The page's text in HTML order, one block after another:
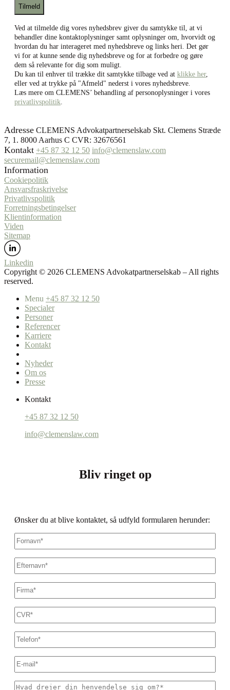
Ved at tilmelde dig vores nyhedsbrev giver du samtykke til, at vi
behandler dine kontaktoplysninger samt oplysninger om, hvorvidt og
hvordan du har interageret med nyhedsbreve og links heri. Det gør
vi for at kunne sende dig nyhedsbreve og for at forbedre og gøre
dem så relevante for dig som muligt.
Du kan til enhver til trække dit samtykke tilbage ved at klikke her,
eller ved at trykke på "Afmeld" nederst i vores nyhedsbreve.
Læs mere om CLEMENS’ behandling af personoplysninger i vores
privatlivspolitik.
Adresse CLEMENS Advokatpartnerselskab Skt. Clemens Stræde
7, 1. 8000 Aarhus C CVR: 32676561
Kontakt +45 87 32 12 50 info@clemenslaw.com
securemail@clemenslaw.com
Information
Cookiepolitik
Ansvarsfraskrivelse
Privatlivspolitik
Forretningsbetingelser
Klientinformation
Viden
Sitemap
Linkedin
Copyright ©️ 2026 CLEMENS Advokatpartnerselskab – All rights
reserved.
Menu +45 87 32 12 50
Specialer
Personer
Referencer
Karriere
Kontakt
Nyheder
Om os
Presse
Kontakt
+45 87 32 12 50
info@clemenslaw.com
Bliv ringet op
Ønsker du at blive kontaktet, så udfyld formularen herunder:
Fornavn*
Efternavn*
Firmanavn
CVR*
Dit
telefonnummer
E-
mail*
Hvad